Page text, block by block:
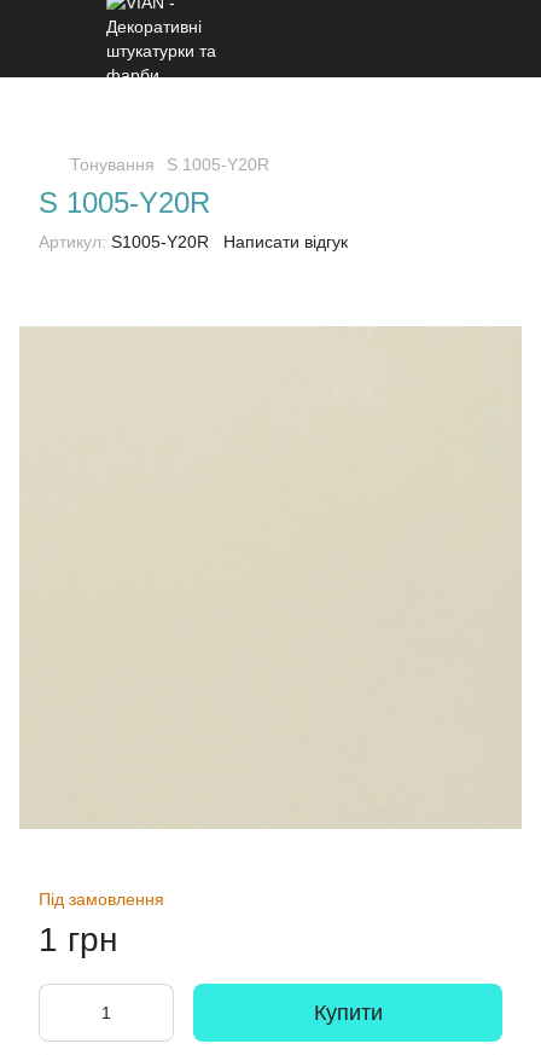
Тонування S 1005-Y20R
S 1005-Y20R
Артикул: S1005-Y20R Написати відгук
Під замовлення
1 грн
Купити